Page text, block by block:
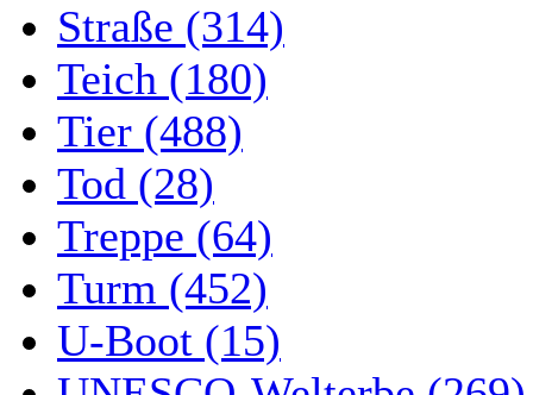
Straße (314)
Teich (180)
Tier (488)
Tod (28)
Treppe (64)
Turm (452)
U-Boot (15)